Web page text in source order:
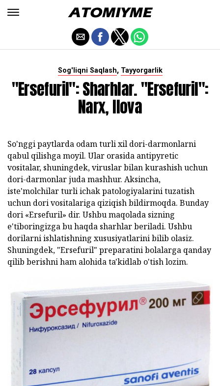
Sog'liqni Saqlash, Tayyorgarlik
"Ersefuril": Sharhlar. "Ersefuril":
Narx, Ilova
So'nggi paytlarda odam turli xil dori-darmonlarni
qabul qilishga moyil. Ular orasida antipyretic
vositalar, shuningdek, viruslar bilan kurashish uchun
dori-darmonlar juda mashhur. Aksincha,
iste'molchilar turli ichak patologiyalarini tuzatish
uchun dori vositalariga qiziqish bildirmoqda. Bunday
dori «Ersefuril» dir. Ushbu maqolada sizning
e'tiboringizga bu haqda sharhlar beriladi. Ushbu
dorilarni ishlatishning xususiyatlarini bilib olasiz.
Shuningdek, "Ersefuril" preparatini bolalarga qanday
qilib berishni ham alohida ta'kidlab o'tish lozim.